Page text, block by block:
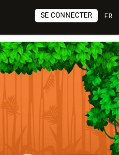
FR
SE CONNECTER